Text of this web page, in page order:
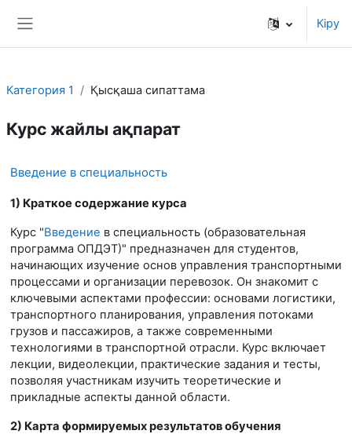
Кіру
Категория 1 Қысқаша сипаттама
Курс жайлы ақпарат
Введение в специальность
1) Краткое содержание курса
Курс "Введение в специальность (образовательная
программа ОПДЭТ)" предназначен для студентов,
начинающих изучение основ управления транспортными
процессами и организации перевозок. Он знакомит с
ключевыми аспектами профессии: основами логистики,
транспортного планирования, управления потоками
грузов и пассажиров, а также современными
технологиями в транспортной отрасли. Курс включает
лекции, видеолекции, практические задания и тесты,
позволяя участникам изучить теоретические и
прикладные аспекты данной области.
2) Карта формируемых результатов обучения